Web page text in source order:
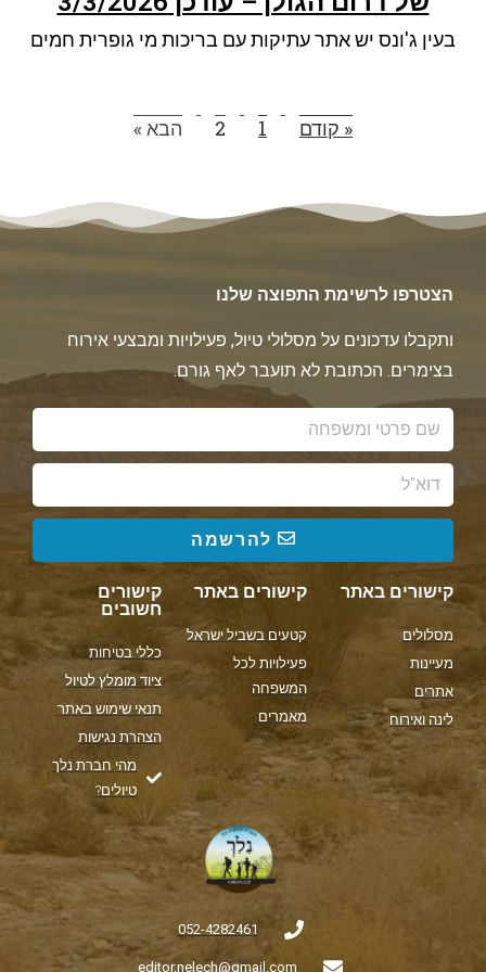
ניגודיות כהה
font_download סמן קישורים
בעין ג'ונס יש אתר עתיקות עם בריכות מי גופרית חמים
« קודם 1
2 הבא »
הצטרפו לרשימת התפוצה שלנו
ותקבלו עדכונים על מסלולי טיול, פעילויות ומבצעי אירוח
בצימרים. הכתובת לא תועבר לאף גורם.
להרשמה
קישורים באתר
מסלולים
מעיינות
אתרים
לינה ואירוח
קישורים באתר
קטעים בשביל ישראל
פעילויות לכל
המשפחה
מאמרים
קישורים
חשובים
כללי בטיחות
ציוד מומלץ לטיול
תנאי שימוש באתר
הצהרת נגישות
מהי חברת נלך
טיולים?
052-4282461
editor.nelech@gmail.com